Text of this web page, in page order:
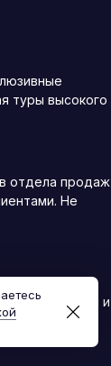
туры высокого
отдела продаж
Не
компании и